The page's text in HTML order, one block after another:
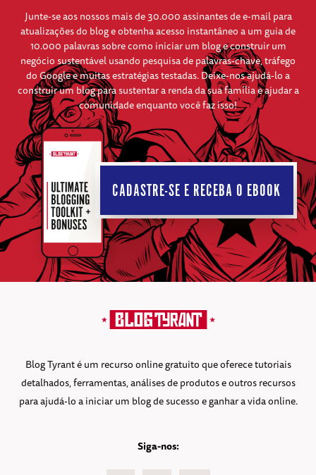
Junte-se aos nossos mais de 30.000 assinantes de e-mail para
atualizações do blog e obtenha acesso instantâneo a um guia de
10.000 palavras sobre como iniciar um blog e construir um
negócio sustentável usando pesquisa de palavras-chave, tráfego
do Google e muitas estratégias testadas. Deixe-nos ajudá-lo a
construir um blog para sustentar a renda da sua família e ajudar a
comunidade enquanto você faz isso!
CADASTRE-SE E RECEBA O EBOOK
Blog Tyrant é um recurso online gratuito que oferece tutoriais
detalhados, ferramentas, análises de produtos e outros recursos
para ajudá-lo a iniciar um blog de sucesso e ganhar a vida online.
Siga-nos: